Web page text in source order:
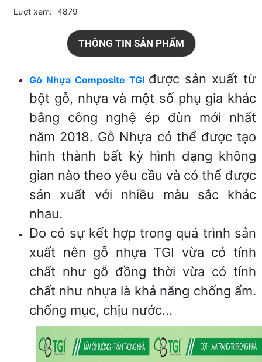
Lượt xem: 4879
THÔNG TIN SẢN PHẨM
Gỗ Nhựa Composite TGI được sản xuất từ
bột gỗ, nhựa và một số phụ gia khác
bằng công nghệ ép đùn mới nhất
năm 2018. Gỗ Nhựa có thể được tạo
hình thành bất kỳ hình dạng không
gian nào theo yêu cầu và có thể được
sản xuất với nhiều màu sắc khác
nhau.
Do có sự kết hợp trong quá trình sản
xuất nên gỗ nhựa TGI vừa có tính
chất như gỗ đồng thời vừa có tính
chất như nhựa là khả năng chống ẩm.
chống mục, chịu nước…